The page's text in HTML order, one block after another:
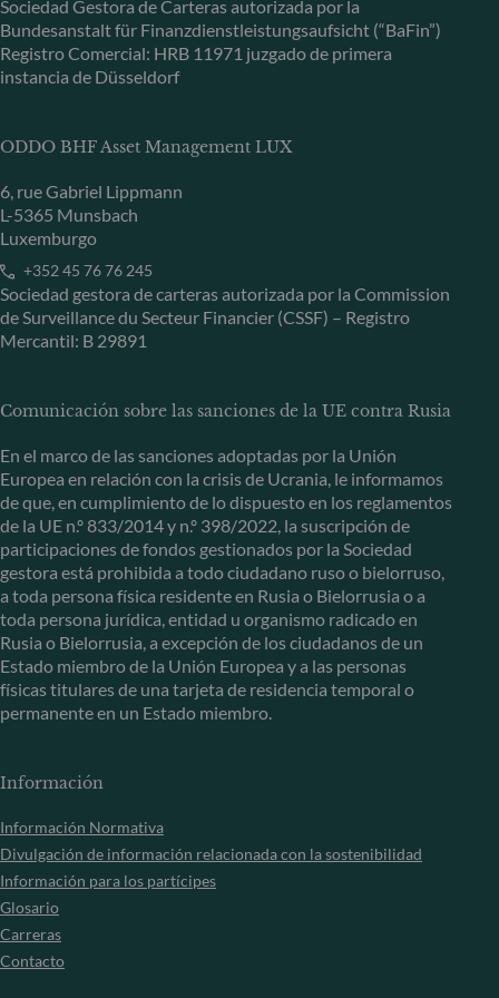
Sociedad Gestora de Carteras autorizada por la
Bundesanstalt für Finanzdienstleistungsaufsicht (“BaFin”)
Registro Comercial: HRB 11971 juzgado de primera
instancia de Düsseldorf
ODDO BHF Asset Management LUX
6, rue Gabriel Lippmann
L-5365 Munsbach
Luxemburgo
+352 45 76 76 245
Sociedad gestora de carteras autorizada por la Commission
de Surveillance du Secteur Financier (CSSF) – Registro
Mercantil: B 29891
Comunicación sobre las sanciones de la UE contra Rusia
En el marco de las sanciones adoptadas por la Unión
Europea en relación con la crisis de Ucrania, le informamos
de que, en cumplimiento de lo dispuesto en los reglamentos
de la UE n.º 833/2014 y n.º 398/2022, la suscripción de
participaciones de fondos gestionados por la Sociedad
gestora está prohibida a todo ciudadano ruso o bielorruso,
a toda persona física residente en Rusia o Bielorrusia o a
toda persona jurídica, entidad u organismo radicado en
Rusia o Bielorrusia, a excepción de los ciudadanos de un
Estado miembro de la Unión Europea y a las personas
físicas titulares de una tarjeta de residencia temporal o
permanente en un Estado miembro.
Información
Información Normativa
Divulgación de información relacionada con la sostenibilidad
Información para los partícipes
Glosario
Carreras
Contacto